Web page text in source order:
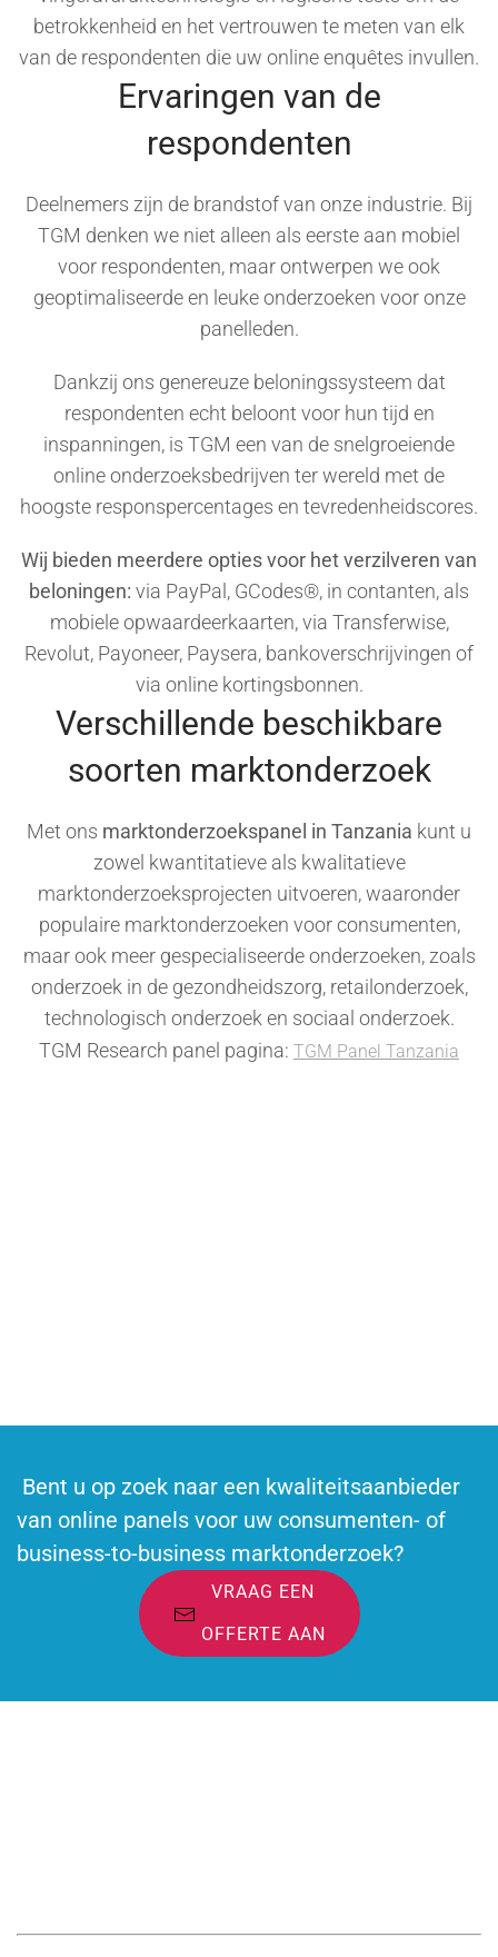
betrokkenheid en het vertrouwen te meten van elk
van de respondenten die uw online enquêtes invullen.
Ervaringen van de
respondenten
Deelnemers zijn de brandstof van onze industrie. Bij
TGM denken we niet alleen als eerste aan mobiel
voor respondenten, maar ontwerpen we ook
geoptimaliseerde en leuke onderzoeken voor onze
panelleden.
Dankzij ons genereuze beloningssysteem dat
respondenten echt beloont voor hun tijd en
inspanningen, is TGM een van de snelgroeiende
online onderzoeksbedrijven ter wereld met de
hoogste responspercentages en tevredenheidscores.
Wij bieden meerdere opties voor het verzilveren van
beloningen: via PayPal, GCodes®, in contanten, als
mobiele opwaardeerkaarten, via Transferwise,
Revolut, Payoneer, Paysera, bankoverschrijvingen of
via online kortingsbonnen.
Verschillende beschikbare
soorten marktonderzoek
Met ons marktonderzoekspanel in Tanzania kunt u
zowel kwantitatieve als kwalitatieve
marktonderzoeksprojecten uitvoeren, waaronder
populaire marktonderzoeken voor consumenten,
maar ook meer gespecialiseerde onderzoeken, zoals
onderzoek in de gezondheidszorg, retailonderzoek,
technologisch onderzoek en sociaal onderzoek.
TGM Research panel pagina: TGM Panel Tanzania
Bent u op zoek naar een kwaliteitsaanbieder
van online panels voor uw consumenten- of
business-to-business marktonderzoek?
VRAAG EEN
OFFERTE AAN